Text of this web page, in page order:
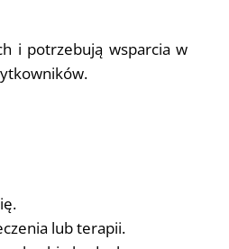
i potrzebują wsparcia w
lub terapii.